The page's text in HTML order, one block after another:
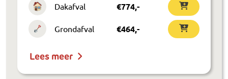
Dakafval €774,-
Grondafval €464,-
Lees meer